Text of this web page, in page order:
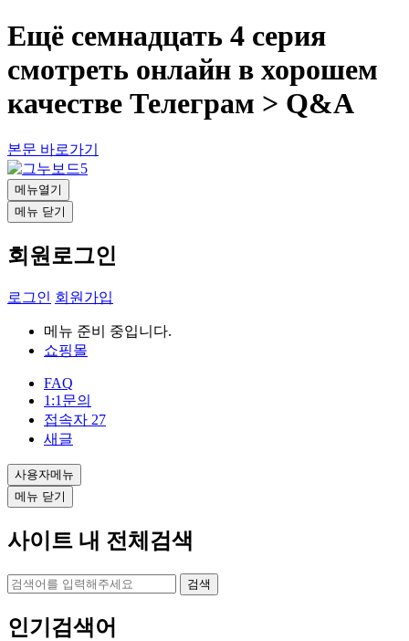
Ещё семнадцать 4 серия
смотреть онлайн в хорошем
качестве Телеграм > Q&A
본문 바로가기
메뉴열기
메뉴 닫기
회원로그인
로그인 회원가입
메뉴 준비 중입니다.
쇼핑몰
FAQ
1:1문의
접속자 27
새글
사용자메뉴
메뉴 닫기
사이트 내 전체검색
검색
인기검색어